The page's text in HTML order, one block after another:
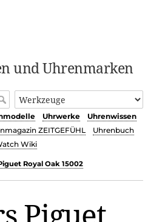
und Uhrenmarken
Uhrwerke
Uhrenwissen
ZEITGEFÜHL
Uhrenbuch
Wiki
Royal Oak 15002